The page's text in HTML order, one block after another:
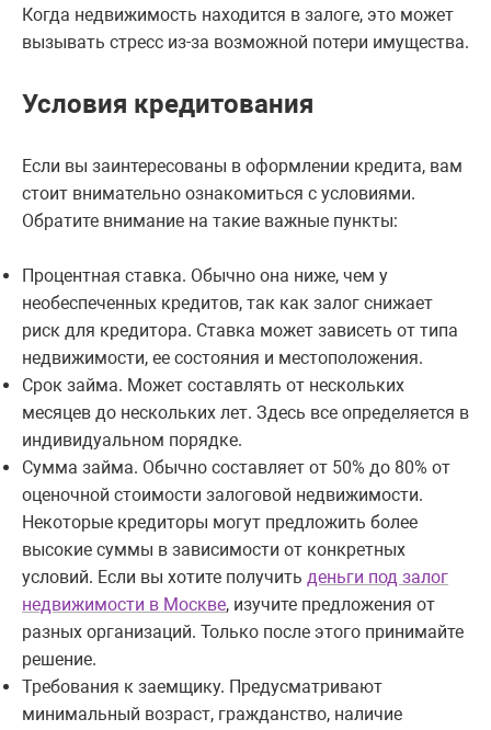
Когда недвижимость находится в залоге, это может
вызывать стресс из-за возможной потери имущества.
Условия кредитования
Если вы заинтересованы в оформлении кредита, вам
стоит внимательно ознакомиться с условиями.
Обратите внимание на такие важные пункты:
Процентная ставка. Обычно она ниже, чем у
необеспеченных кредитов, так как залог снижает
риск для кредитора. Ставка может зависеть от типа
недвижимости, ее состояния и местоположения.
Срок займа. Может составлять от нескольких
месяцев до нескольких лет. Здесь все определяется в
индивидуальном порядке.
Сумма займа. Обычно составляет от 50% до 80% от
оценочной стоимости залоговой недвижимости.
Некоторые кредиторы могут предложить более
высокие суммы в зависимости от конкретных
условий. Если вы хотите получить деньги под залог
недвижимости в Москве, изучите предложения от
разных организаций. Только после этого принимайте
решение.
Требования к заемщику. Предусматривают
минимальный возраст, гражданство, наличие